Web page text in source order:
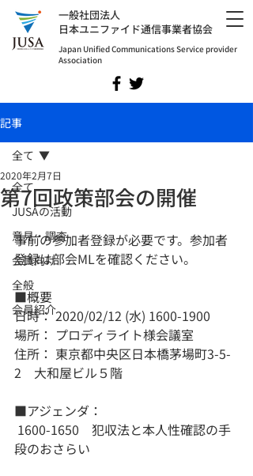
​一般社団法人
日本ユニファイド通信事業者協会
Japan Unified Communications Service provider
Association
記事
全て
JUSAの活動
意見・調査
会員向け
全般
会員紹介
全て
第7回政策部会の開催
2020年2月7日
事前の参加者登録が必要です。参加者
登録は部会MLを確認ください。
■概要
日時： 2020/02/12 (水) 1600-1900
場所： プロディライト様会議室
住所： 東京都中央区日本橋茅場町3-5-
2　大和屋ビル５階
■アジェンダ：
1600-1650　犯収法と本人性確認の手
段のおさらい